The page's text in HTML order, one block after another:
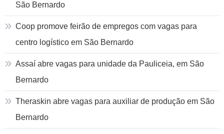
São Bernardo
Coop promove feirão de empregos com vagas para
centro logístico em São Bernardo
Assaí abre vagas para unidade da Pauliceia, em São
Bernardo
Theraskin abre vagas para auxiliar de produção em São
Bernardo